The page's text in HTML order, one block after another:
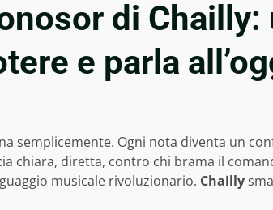
di
e parla
semplicemente. Ogni nota diventa un
chiara, diretta, contro chi brama il
musicale rivoluzionario. Chailly